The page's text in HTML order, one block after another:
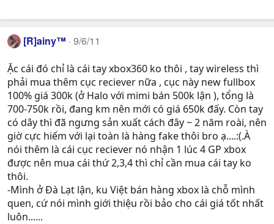
[R]ainy™ 9/6/11
Ặc cái đó chỉ là cái tay xbox360 ko thôi , tay wireless thì
phải mua thêm cục reciever nữa , cục này new fullbox
100% giá 300k (ở Halo với mimi bán 500k lận ), tổng là
700-750k rồi, đang km nên mới có giá 650k đấy. Còn tay
có dây thì đã ngưng sản xuất cách đây ~ 2 năm roài, nên
giờ cực hiếm với lại toàn là hàng fake thôi bro ạ....:(.À
nói thêm là cái cục reciever nó nhận 1 lúc 4 GP xbox
được nên mua cái thứ 2,3,4 thì chỉ cần mua cái tay ko
thôi.
-Mình ở Đà Lạt lận, ku Việt bán hàng xbox là chỗ mình
quen, cứ nói mình giới thiệu rồi bảo cho cái giá tốt nhất
luôn......